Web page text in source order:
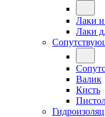
Лаки
Лаки
Валик
Кисть